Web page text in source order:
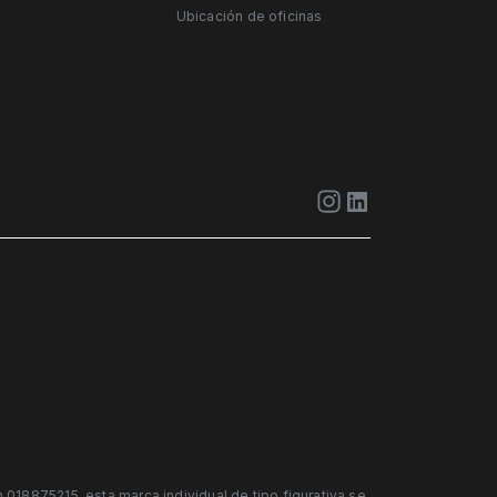
Ubicación de oficinas